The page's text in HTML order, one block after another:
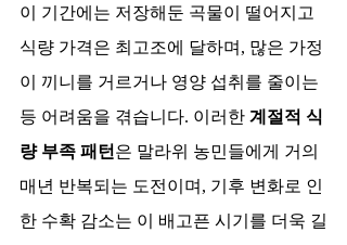
이 기간에는 저장해둔 곡물이 떨어지고
식량 가격은 최고조에 달하며, 많은 가정
이 끼니를 거르거나 영양 섭취를 줄이는
등 어려움을 겪습니다. 이러한 계절적 식
량 부족 패턴 은 말라위 농민들에게 거의
매년 반복되는 도전이며, 기후 변화로 인
한 수확 감소는 이 배고픈 시기를 더욱 길